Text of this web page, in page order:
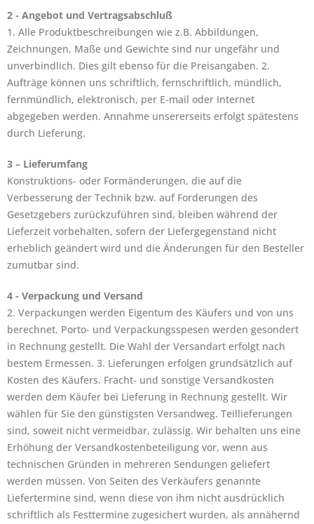
2 - Angebot und Vertragsabschluß
1. Alle Produktbeschreibungen wie z.B. Abbildungen,
Zeichnungen, Maße und Gewichte sind nur ungefähr und
unverbindlich. Dies gilt ebenso für die Preisangaben. 2.
Aufträge können uns schriftlich, fernschriftlich, mündlich,
fernmündlich, elektronisch, per E-mail oder Internet
abgegeben werden. Annahme unsererseits erfolgt spätestens
durch Lieferung.
3 – Lieferumfang
Konstruktions- oder Formänderungen, die auf die
Verbesserung der Technik bzw. auf Forderungen des
Gesetzgebers zurückzuführen sind, bleiben während der
Lieferzeit vorbehalten, sofern der Liefergegenstand nicht
erheblich geändert wird und die Änderungen für den Besteller
zumutbar sind.
4 - Verpackung und Versand
2. Verpackungen werden Eigentum des Käufers und von uns
berechnet. Porto- und Verpackungsspesen werden gesondert
in Rechnung gestellt. Die Wahl der Versandart erfolgt nach
bestem Ermessen. 3. Lieferungen erfolgen grundsätzlich auf
Kosten des Käufers. Fracht- und sonstige Versandkosten
werden dem Käufer bei Lieferung in Rechnung gestellt. Wir
wählen für Sie den günstigsten Versandweg. Teillieferungen
sind, soweit nicht vermeidbar, zulässig. Wir behalten uns eine
Erhöhung der Versandkostenbeteiligung vor, wenn aus
technischen Gründen in mehreren Sendungen geliefert
werden müssen. Von Seiten des Verkäufers genannte
Liefertermine sind, wenn diese von ihm nicht ausdrücklich
schriftlich als Festtermine zugesichert wurden, als annähernd